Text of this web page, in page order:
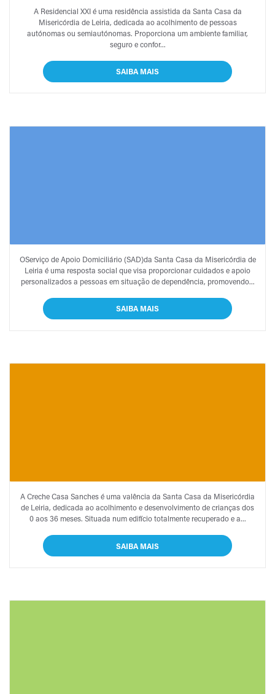
A Residencial XXI é uma residência assistida da Santa Casa da
Misericórdia de Leiria, dedicada ao acolhimento de pessoas
autónomas ou semiautónomas. Proporciona um ambiente familiar,
seguro e confor...
SAIBA MAIS
DOMICILIÁRIO (SAD)
OServiço de Apoio Domiciliário (SAD)da Santa Casa da Misericórdia de
Leiria é uma resposta social que visa proporcionar cuidados e apoio
personalizados a pessoas em situação de dependência, promovendo...
SAIBA MAIS
SANCHES
A Creche Casa Sanches é uma valência da Santa Casa da Misericórdia
de Leiria, dedicada ao acolhimento e desenvolvimento de crianças dos
0 aos 36 meses. Situada num edifício totalmente recuperado e a...
SAIBA MAIS